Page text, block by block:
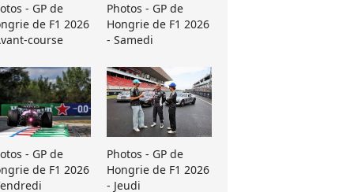
- GP de
de F1 2026
course
Photos - GP de
Hongrie de F1 2026
- Samedi
- GP de
de F1 2026
Photos - GP de
Hongrie de F1 2026
- Jeudi